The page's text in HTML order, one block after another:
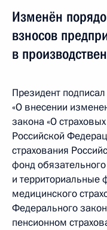
Изменён
взносов
в
Президент
«О внесении
закона «О
Российской
страхования
фонд
и территориальные
медицинского
Федерального
пенсионном